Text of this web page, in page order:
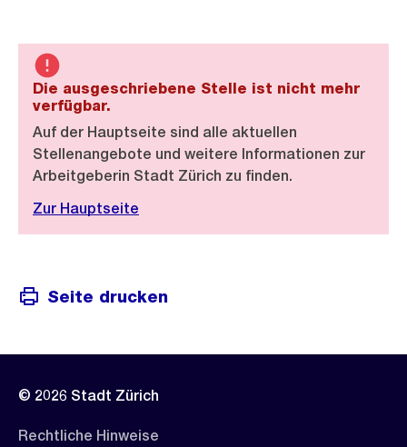
Die ausgeschriebene Stelle ist nicht mehr
verfügbar.
Auf der Hauptseite sind alle aktuellen
Stellenangebote und weitere Informationen zur
Arbeitgeberin Stadt Zürich zu finden.
Zur Hauptseite
Seite drucken
© 2026 Stadt Zürich
Rechtliche Hinweise